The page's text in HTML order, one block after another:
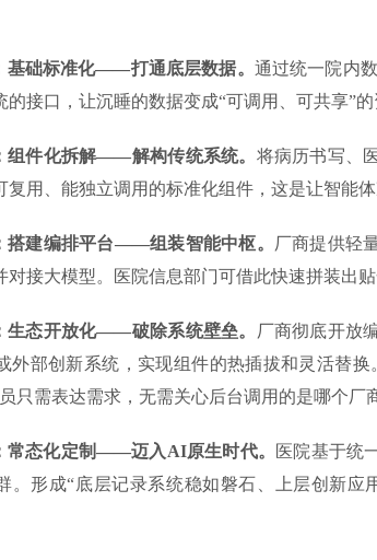
基础标准化——打通底层数据。 通过统一院内
的接口，让沉睡的数据变成“可调用、可共享”
组件化拆解——解构传统系统。 将病历书写、
复用、能独立调用的标准化组件，这是让智能体
搭建编排平台——组装智能中枢。 厂商提供轻
对接大模型。医院信息部门可借此快速拼装出
生态开放化——破除系统壁垒。 厂商彻底开放
外部创新系统，实现组件的热插拔和灵活替
只需表达需求，无需关心后台调用的是哪个厂
常态化定制——迈入AI原生时代。
医院基于统
。形成“底层记录系统稳如磐石、上层创新